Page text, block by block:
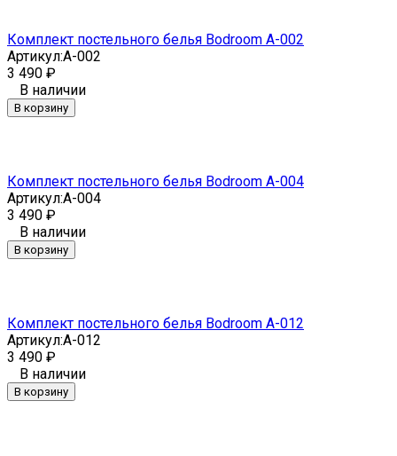
Комплект постельного белья Bodroom A-002
Артикул:A-002
3 490 ₽
В наличии
В корзину
Комплект постельного белья Bodroom A-004
Артикул:A-004
3 490 ₽
В наличии
В корзину
Комплект постельного белья Bodroom A-012
Артикул:A-012
3 490 ₽
В наличии
В корзину